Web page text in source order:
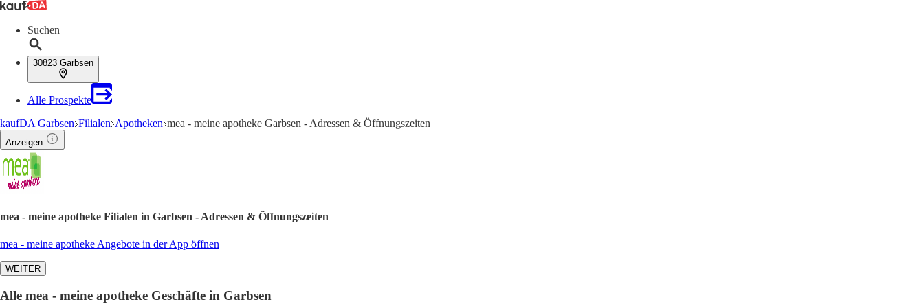
Suchen
30823 Garbsen
Alle Prospekte
kaufDA Garbsen Filialen Apotheken mea - meine apotheke Garbsen - Adressen & Öffnungszeiten
Anzeigen
mea - meine apotheke Filialen in Garbsen - Adressen & Öffnungszeiten
mea - meine apotheke Angebote in der App öffnen
WEITER
Alle mea - meine apotheke Geschäfte in Garbsen